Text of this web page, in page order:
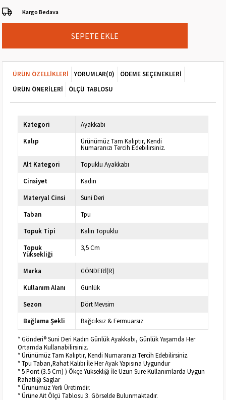
Kargo Bedava
ÜRÜN ÖZELLIKLERI YORUMLAR(0)
ÖDEME SEÇENEKLERI
ÜRÜN ÖNERILERI
ÖLÇÜ TABLOSU
Kategori
Ayakkabı
Kalıp
Ürünümüz Tam Kalıptır, Kendi
Numaranızı Tercih Edebilirsiniz.
Alt Kategori
Topuklu Ayakkabı
Cinsiyet
Kadın
Materyal Cinsi
Suni Deri
Taban
Tpu
Topuk Tipi
Kalın Topuklu
Topuk
Yüksekliği
3,5 Cm
Marka
GÖNDERİ(R)
Kullanım Alanı
Günlük
Sezon
Dört Mevsim
Bağlama Şekli
Bağcıksız & Fermuarsız
* Gönderi® Suni Deri Kadın Günlük Ayakkabı, Günlük Yaşamda Her
Ortamda Kullanabilirsiniz.
* Ürünümüz Tam Kalıptır, Kendi Numaranızı Tercih Edebilirsiniz.
* Tpu Taban,Rahat Kalıbı İle Her Ayak Yapısına Uygundur
* 5 Pont (3.5 Cm) ) Ökçe Yüksekliği İle Uzun Sure Kullanımlarda Uygun
Rahatlığı Saglar
* Ürünümüz Yerli Üretimdir.
* Ürüne Ait Ölçü Tablosu 3. Görselde Bulunmaktadır.